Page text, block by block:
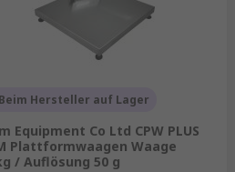
Beim Hersteller auf Lager
Equipment Co Ltd CPW PLUS
Plattformwaagen Waage
/ Auflösung 50 g